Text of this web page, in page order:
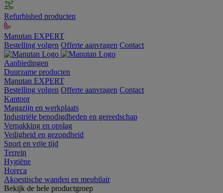
Refurbished producten
Manutan EXPERT
Bestelling volgen Offerte aanvragen Contact
Aanbiedingen
Duurzame producten
Manutan EXPERT
Bestelling volgen Offerte aanvragen Contact
Kantoor
Magazijn en werkplaats
Industriële benodigdheden en gereedschap
Verpakking en opslag
Veiligheid en gezondheid
Sport en vrije tijd
Terrein
Hygiëne
Horeca
Akoestische wanden en meubilair
Bekijk de hele productgroep